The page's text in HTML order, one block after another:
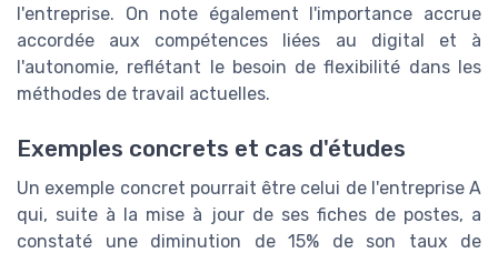
l'entreprise. On note également l'importance accrue
accordée aux compétences liées au digital et à
l'autonomie, reflétant le besoin de flexibilité dans les
méthodes de travail actuelles.
Exemples concrets et cas d'études
Un exemple concret pourrait être celui de l'entreprise A
qui, suite à la mise à jour de ses fiches de postes, a
constaté une diminution de 15% de son taux de